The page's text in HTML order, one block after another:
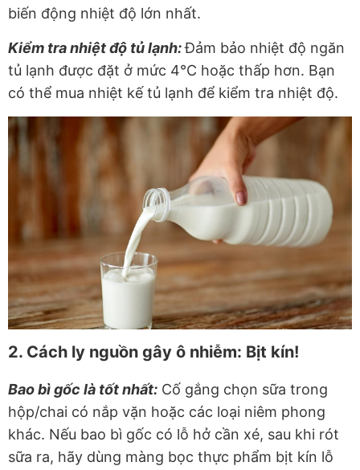
biến động nhiệt độ lớn nhất.
Kiểm tra nhiệt độ tủ lạnh:Đảm bảo nhiệt độ ngăn
tủ lạnh được đặt ở mức 4°C hoặc thấp hơn. Bạn
có thể mua nhiệt kế tủ lạnh để kiểm tra nhiệt độ.
2. Cách ly nguồn gây ô nhiễm: Bịt kín!
Bao bì gốc là tốt nhất: Cố gắng chọn sữa trong
hộp/chai có nắp vặn hoặc các loại niêm phong
khác. Nếu bao bì gốc có lỗ hở cần xé, sau khi rót
sữa ra, hãy dùng màng bọc thực phẩm bịt kín lỗ